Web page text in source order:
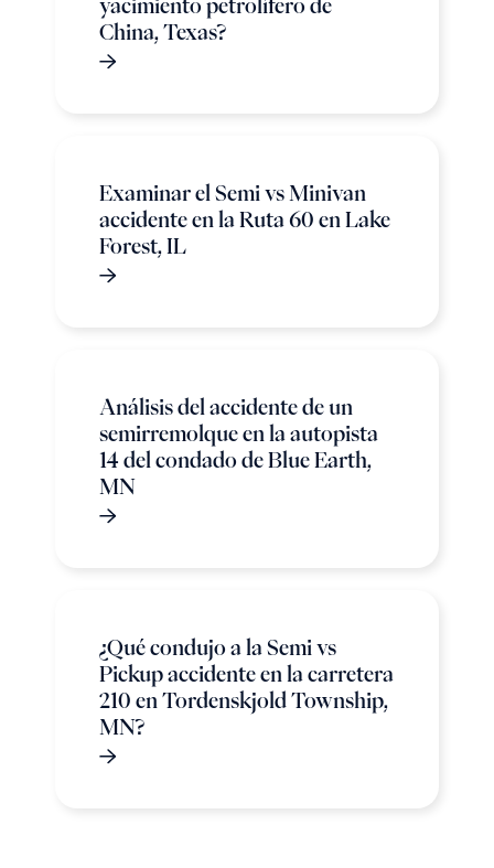
yacimiento petrolífero de
China, Texas?
Examinar el Semi vs Minivan
accidente en la Ruta 60 en Lake
Forest, IL
Análisis del accidente de un
semirremolque en la autopista
14 del condado de Blue Earth,
MN
¿Qué condujo a la Semi vs
Pickup accidente en la carretera
210 en Tordenskjold Township,
MN?